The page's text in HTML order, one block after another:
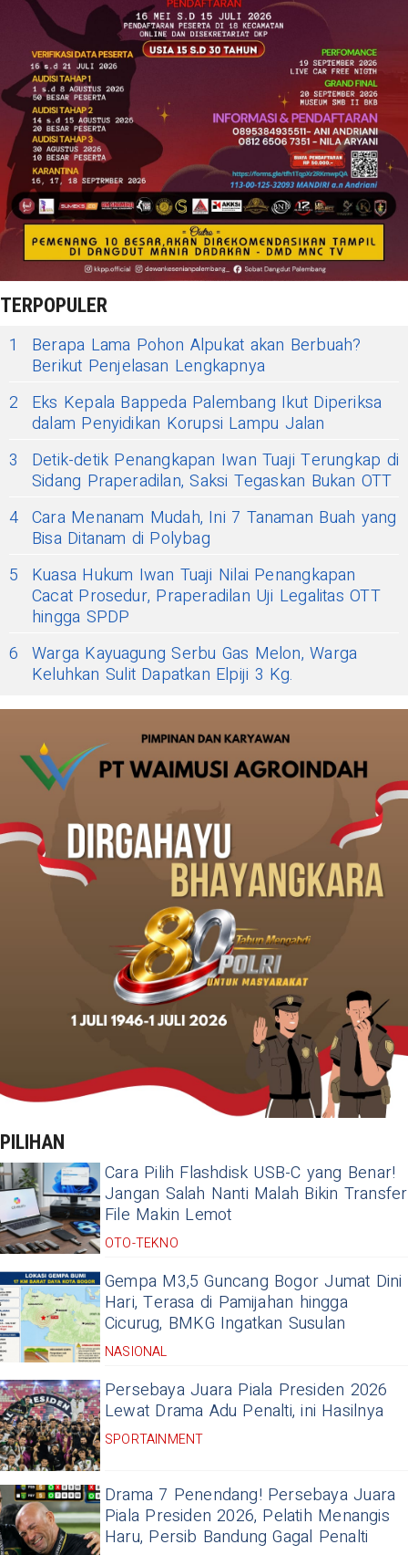
TERPOPULER
1
Berapa Lama Pohon Alpukat akan Berbuah?
Berikut Penjelasan Lengkapnya
2
Eks Kepala Bappeda Palembang Ikut Diperiksa
dalam Penyidikan Korupsi Lampu Jalan
3
Detik-detik Penangkapan Iwan Tuaji Terungkap di
Sidang Praperadilan, Saksi Tegaskan Bukan OTT
4 Cara Menanam Mudah, Ini 7 Tanaman Buah yang
Bisa Ditanam di Polybag
5
Kuasa Hukum Iwan Tuaji Nilai Penangkapan
Cacat Prosedur, Praperadilan Uji Legalitas OTT
hingga SPDP
6 Warga Kayuagung Serbu Gas Melon, Warga
Keluhkan Sulit Dapatkan Elpiji 3 Kg.
PILIHAN
Cara Pilih Flashdisk USB-C yang Benar!
Jangan Salah Nanti Malah Bikin Transfer
File Makin Lemot
OTO-TEKNO
Gempa M3,5 Guncang Bogor Jumat Dini
Hari, Terasa di Pamijahan hingga
Cicurug, BMKG Ingatkan Susulan
NASIONAL
Persebaya Juara Piala Presiden 2026
Lewat Drama Adu Penalti, ini Hasilnya
SPORTAINMENT
Drama 7 Penendang! Persebaya Juara
Piala Presiden 2026, Pelatih Menangis
Haru, Persib Bandung Gagal Penalti